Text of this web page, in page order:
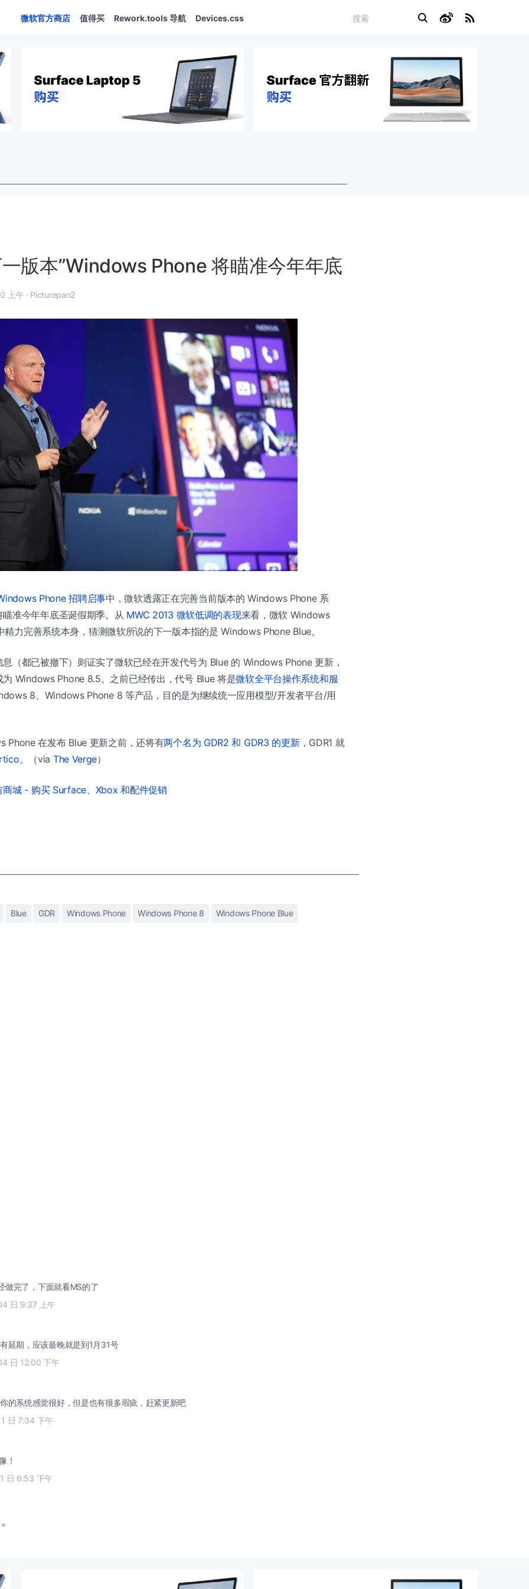
微软官方商店 值得买 Rework.tools 导航 Devices.css
版本”Windows Phone 将瞄准今年年底
4 日, 3:02 上午 · Picturepan2
Phone 招聘启事中，微软透露正在完善当前版本的 Windows Phone 系
准今年年底圣诞假期季。从 MWC 2013 微软低调的表现来看，微软 Windows
精力完善系统本身，猜测微软所说的下一版本指的是 Windows Phone Blue。
（都已被撤下）则证实了微软已经在开发代号为 Blue 的 Windows Phone 更新，
为 Windows Phone 8.5。之前已经传出，代号 Blue 将是微软全平台操作系统和服
8、Windows Phone 8 等产品，目的是为继续统一应用模型/开发者平台/用
Phone 在发布 Blue 更新之前，还将有两个名为 GDR2 和 GDR3 的更新，GDR1 就
。（via The Verge）
商城 - 购买 Surface、Xbox 和配件促销
Blue GDR Windows Phone Windows Phone 8 Windows Phone Blue
做完了，下面就看MS的了
日 9:37 上午
延期，应该最晚就是到1月31号
日 12:00 下午
的系统感觉很好，但是也有很多瑕疵，赶紧更新吧
日 7:34 下午
！
日 6:53 下午